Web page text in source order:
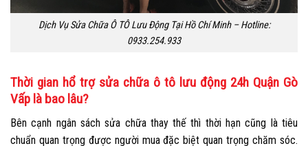
Dịch Vụ Sửa Chữa Ô TÔ Lưu Động Tại Hồ Chí Minh – Hotline:
0933.254.933
Thời gian hổ trợ sửa chữa ô tô lưu động 24h Quận Gò
Vấp là bao lâu?
Bên cạnh ngân sách sửa chữa thay thế thì thời hạn cũng là tiêu
chuẩn quan trọng được người mua đặc biệt quan trọng chăm sóc.